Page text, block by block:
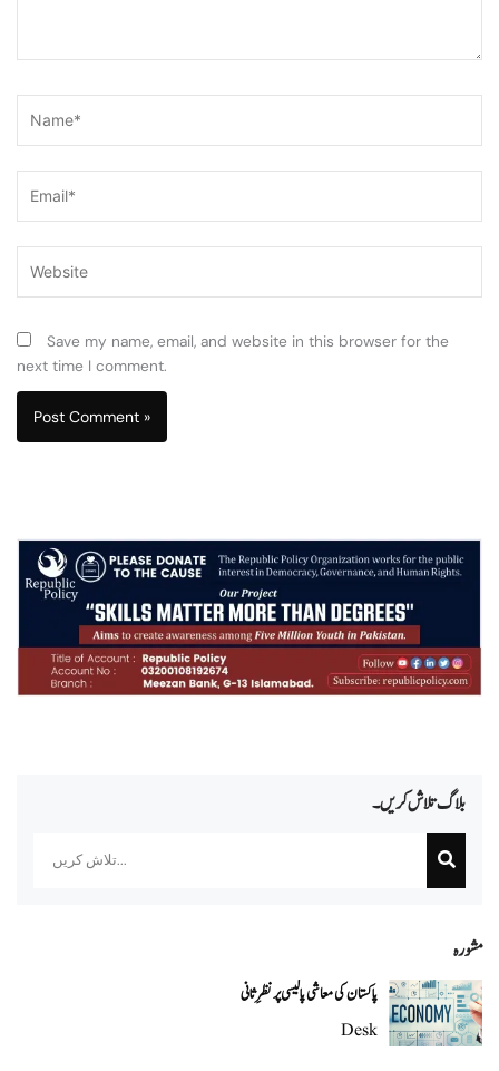
بلاگ تلاش کریں۔
مشورہ
پاکستان کی معاشی پالیسی پر نظرِ ثانی
Desk
Save my name, email, and website in this browser for the
next time I comment.